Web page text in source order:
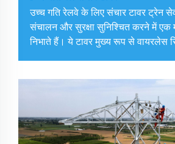
उच्च गति रेलवे के लिए संचार टावर ट्रेन
संचालन और सुरक्षा सुनिश्चित करने में एक
निभाते हैं। ये टावर मुख्य रूप से वायरलेस